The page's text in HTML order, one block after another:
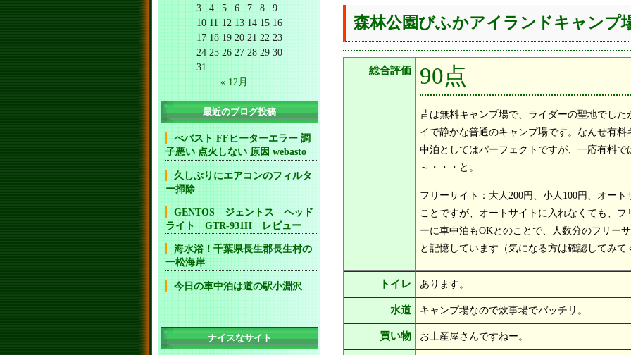
森林公園びふかアイランドキャンプ
総合評価 90点
昔は無料キャンプ場で、ライダーの聖地でし
イで静かな普通のキャンプ場です。なんせ有
中泊としてはパーフェクトですが、一応有料で
～・・・と。
フリーサイト：大人200円、小人100円、オー
ことですが、オートサイトに入れなくても、
ーに車中泊もOKとのことで、人数分のフリー
と記憶しています（気になる方は確認してみて
トイレ あります。
水道 キャンプ場なので炊事場でバッチリ。
買い物 お土産屋さんですねー。
3
4 5 6 7 8
9
10 11 12 13 14 15 16
17 18 19 20 21 22 23
24 25 26 27 28 29 30
31
« 12月
最近のブログ投稿
べバスト FFヒーターエラー 調
子悪い 点火しない 原因 webasto
久しぶりにエアコンのフィルタ
ー掃除
GENTOS ジェントス ヘッド
ライト GTR-931H レビュー
海水浴！千葉県長生郡長生村の
一松海岸
今日の車中泊は道の駅小淵沢
ナイスなサイト